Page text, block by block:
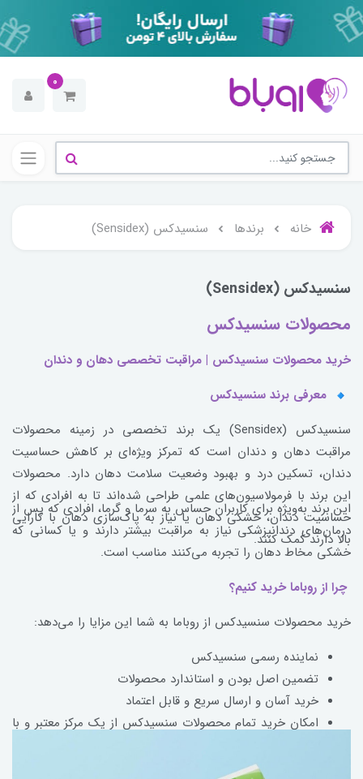
0
خانه برندها سنسیدکس (Sensidex)
سنسیدکس (Sensidex)
محصولات سنسیدکس
خرید محصولات سنسیدکس | مراقبت تخصصی دهان و دندان
معرفی برند سنسیدکس
سنسیدکس (Sensidex) یک برند تخصصی در زمینه محصولات
مراقبت دهان و دندان است که تمرکز ویژه‌ای بر کاهش حساسیت
دندان، تسکین درد و بهبود وضعیت سلامت دهان دارد. محصولات
این برند با فرمولاسیون‌های علمی طراحی شده‌اند تا به افرادی که از
حساسیت دندان، خشکی دهان یا نیاز به پاک‌سازی دهان با کارایی
بالا دارند کمک کنند.
این برند به‌ویژه برای کاربران حساس به سرما و گرما، افرادی که پس از
درمان‌های دندانپزشکی نیاز به مراقبت بیشتر دارند و یا کسانی که
خشکی مخاط دهان را تجربه می‌کنند مناسب است.
چرا از روباما خرید کنیم؟
خرید محصولات سنسیدکس از روباما به شما این مزایا را می‌دهد:
نماینده رسمی سنسیدکس
تضمین اصل بودن و استاندارد محصولات
خرید آسان و ارسال سریع و قابل اعتماد
امکان خرید تمام محصولات سنسیدکس از یک مرکز معتبر و با